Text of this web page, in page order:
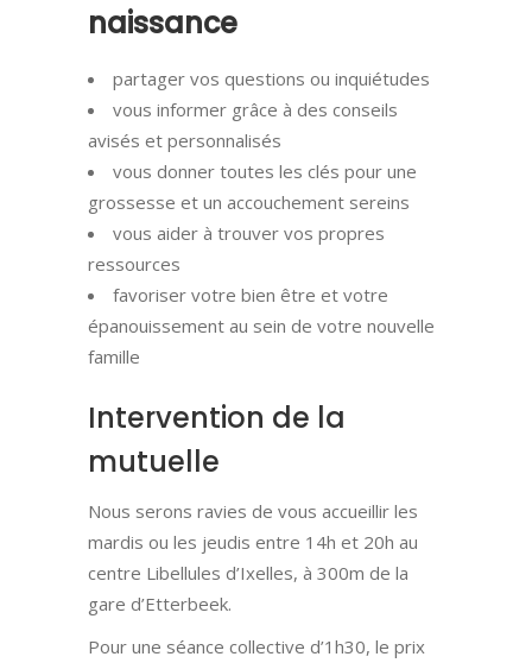
naissance
partager vos questions ou inquiétudes
vous informer grâce à des conseils
avisés et personnalisés
vous donner toutes les clés pour une
grossesse et un accouchement sereins
vous aider à trouver vos propres
ressources
favoriser votre bien être et votre
épanouissement au sein de votre nouvelle
famille
Intervention de la
mutuelle
Nous serons ravies de vous accueillir les
mardis ou les jeudis entre 14h et 20h au
centre Libellules d’Ixelles, à 300m de la
gare d’Etterbeek.
Pour une séance collective d’1h30, le prix